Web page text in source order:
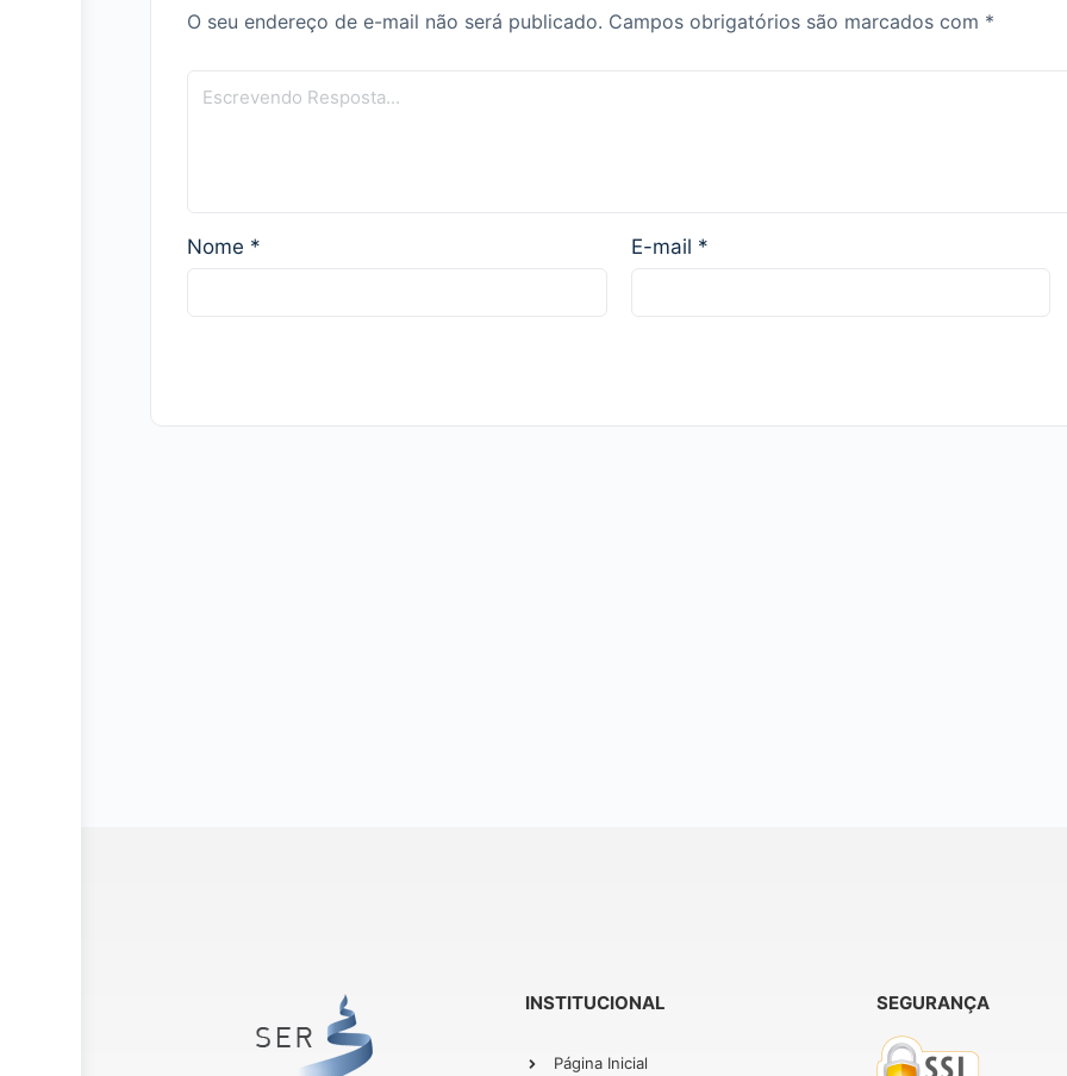
O seu endereço de e-mail não será publicado. Campos obrigatórios são marcados com *
Nome * E-mail *
INSTITUCIONAL
Página Inicial
SEGURANÇA